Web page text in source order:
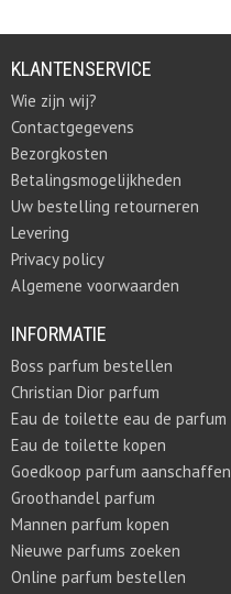
KLANTENSERVICE
Wie zijn wij?
Contactgegevens
Bezorgkosten
Betalingsmogelijkheden
Uw bestelling retourneren
Levering
Privacy policy
Algemene voorwaarden
INFORMATIE
Boss parfum bestellen
Christian Dior parfum
Eau de toilette eau de parfum
Eau de toilette kopen
Goedkoop parfum aanschaffen
Groothandel parfum
Mannen parfum kopen
Nieuwe parfums zoeken
Online parfum bestellen